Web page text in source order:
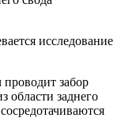
исследование
забор
области заднего